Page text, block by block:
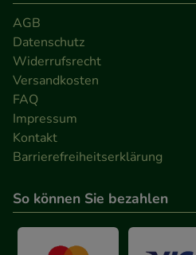
AGB
Datenschutz
Widerrufsrecht
Versandkosten
FAQ
Impressum
Kontakt
Barrierefreiheitserklärung
So können Sie bezahlen